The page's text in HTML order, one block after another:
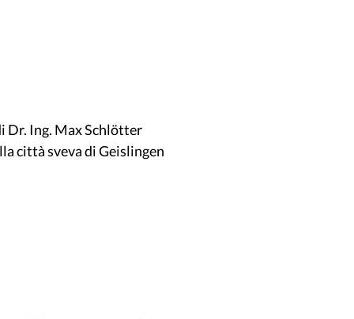
Dr. Ing. Max Schlötter
città sveva di Geislingen